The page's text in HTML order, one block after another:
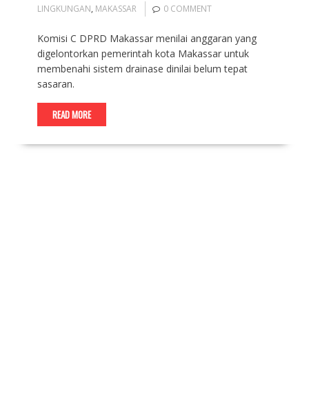
LINGKUNGAN, MAKASSAR 0 COMMENT
Komisi C DPRD Makassar menilai anggaran yang
digelontorkan pemerintah kota Makassar untuk
membenahi sistem drainase dinilai belum tepat
sasaran.
READ MORE